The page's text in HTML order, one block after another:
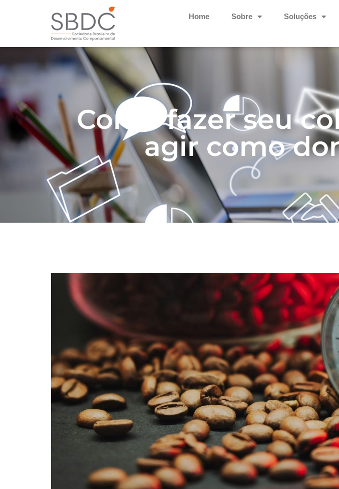
Home Sobre Soluções
Como fazer seu
agir como